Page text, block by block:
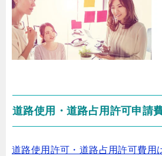
道路使用・道路占用許可申請
道路使用許可・道路占用許可費用